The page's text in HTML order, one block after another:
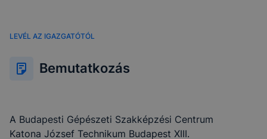
LEVÉL AZ IGAZGATÓTÓL
Bemutatkozás
A Budapesti Gépészeti Szakképzési Centrum
Katona József Technikum Budapest XIII.